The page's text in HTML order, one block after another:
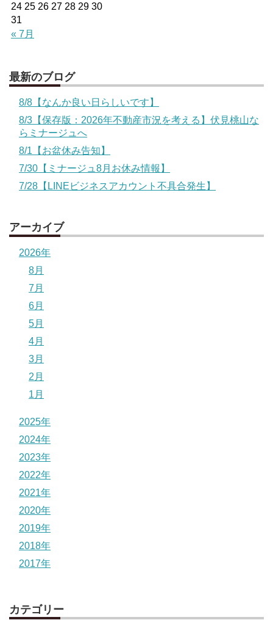
« 7月
24 25 26 27 28 29 30
31
最新のブログ
8/8【なんか良い日らしいです】
8/3【保存版：2026年不動産市況を考える】伏見桃山な
らミナージュへ
8/1【お盆休み告知】
7/30【ミナージュ8月お休み情報】
7/28【LINEビジネスアカウント不具合発生】
アーカイブ
2026年
8月
7月
6月
5月
4月
3月
2月
1月
2025年
2024年
2023年
2022年
2021年
2020年
2019年
2018年
2017年
カテゴリー